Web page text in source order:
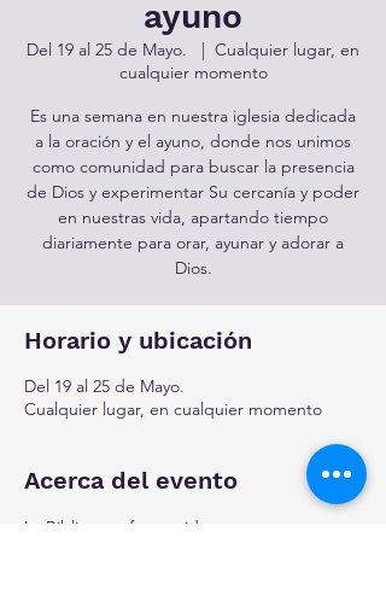
ayuno
Del 19 al 25 de Mayo.
  |
Cualquier lugar, en
cualquier momento
Es una semana en nuestra iglesia dedicada
a la oración y el ayuno, donde nos unimos
como comunidad para buscar la presencia
de Dios y experimentar Su cercanía y poder
en nuestras vida, apartando tiempo
diariamente para orar, ayunar y adorar a
Dios.
Horario y ubicación
Del 19 al 25 de Mayo.
Cualquier lugar, en cualquier momento
Acerca del evento
La Biblia transforma vidas, ¡y este es tu